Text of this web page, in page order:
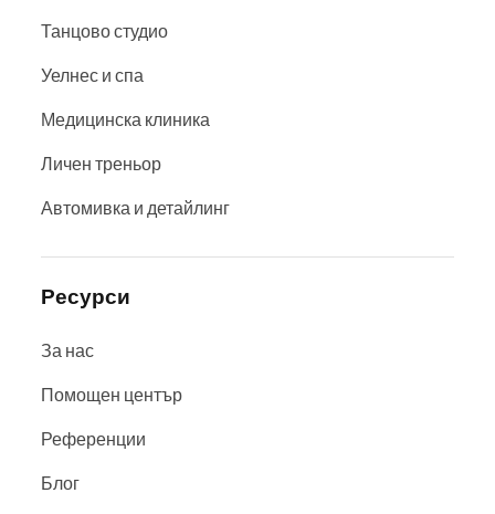
Танцово студио
Уелнес и спа
Медицинска клиника
Личен треньор
Автомивка и детайлинг
Ресурси
За нас
Помощен център
Референции
Блог